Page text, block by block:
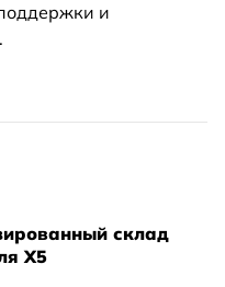
и
склад
Х5